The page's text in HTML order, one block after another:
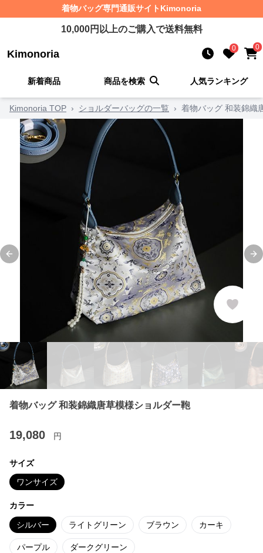
着物バッグ専門通販サイト Kimonoria
10,000円以上のご購入で送料無料
Kimonoria 0 0
新着商品 商品を検索 人気ランキング
Kimonoria TOP › ショルダーバッグの一覧 › 着物バッグ 和装錦織
Previous slide
着物バッグ 和装錦織唐草模様ショルダー鞄
19,080 円
サイズ
ワンサイズ
カラー
シルバー ライトグリーン ブラウン カーキ
パープル ダークグリーン